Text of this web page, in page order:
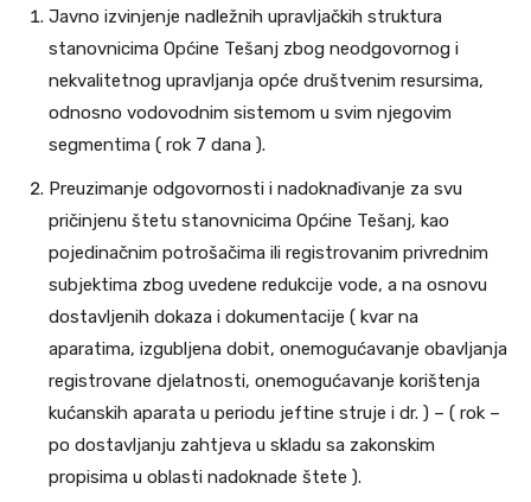
Javno izvinjenje nadležnih upravljačkih struktura
stanovnicima Općine Tešanj zbog neodgovornog i
nekvalitetnog upravljanja opće društvenim resursima,
odnosno vodovodnim sistemom u svim njegovim
segmentima ( rok 7 dana ).
Preuzimanje odgovornosti i nadoknađivanje za svu
pričinjenu štetu stanovnicima Općine Tešanj, kao
pojedinačnim potrošačima ili registrovanim privrednim
subjektima zbog uvedene redukcije vode, a na osnovu
dostavljenih dokaza i dokumentacije ( kvar na
aparatima, izgubljena dobit, onemogućavanje obavljanja
registrovane djelatnosti, onemogućavanje korištenja
kućanskih aparata u periodu jeftine struje i dr. ) – ( rok –
po dostavljanju zahtjeva u skladu sa zakonskim
propisima u oblasti nadoknade štete ).